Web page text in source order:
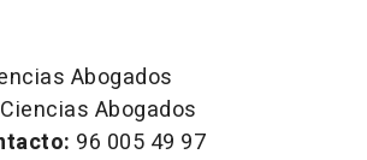
Abogados
Abogados
96 005 49 97